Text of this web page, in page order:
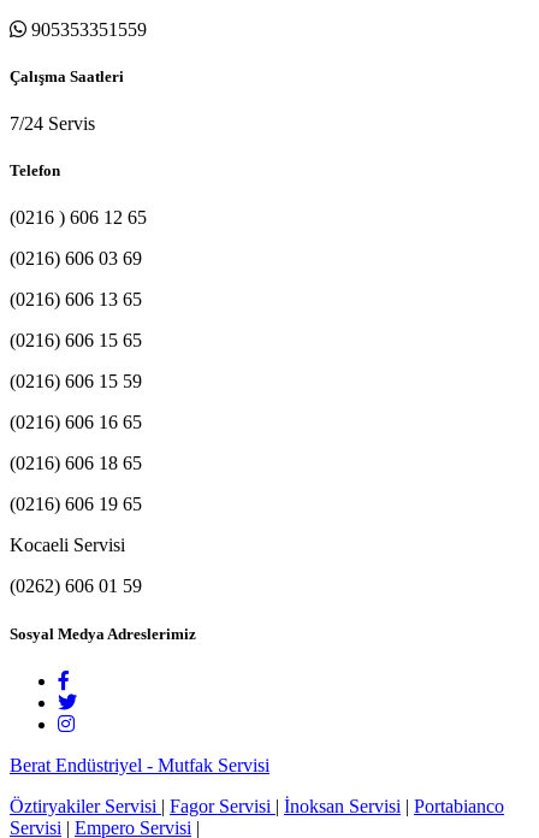
905353351559
Çalışma Saatleri
7/24 Servis
Telefon
(0216 ) 606 12 65
(0216) 606 03 69
(0216) 606 13 65
(0216) 606 15 65
(0216) 606 15 59
(0216) 606 16 65
(0216) 606 18 65
(0216) 606 19 65
Kocaeli Servisi
(0262) 606 01 59
Sosyal Medya Adreslerimiz
Berat Endüstriyel - Mutfak Servisi
Öztiryakiler Servisi | Fagor Servisi | İnoksan Servisi | Portabianco
Servisi | Empero Servisi |